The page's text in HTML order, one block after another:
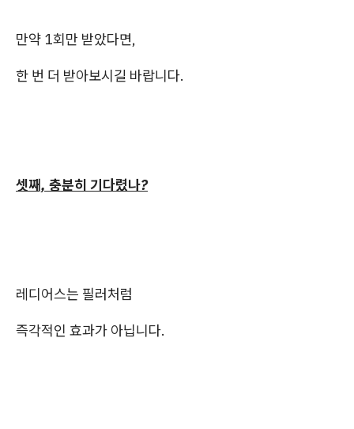
만약 1회만 받았다면,
한 번 더 받아보시길 바랍니다.
셋째, 충분히 기다렸나?
레디어스는 필러처럼
즉각적인 효과가 아닙니다.